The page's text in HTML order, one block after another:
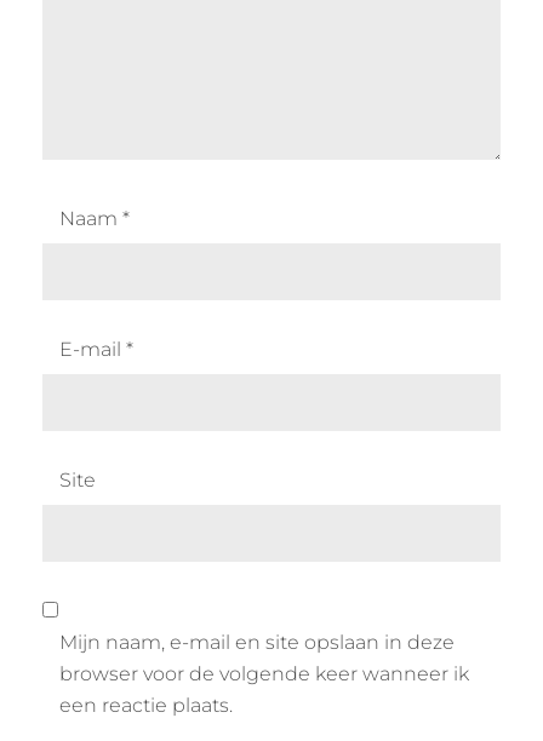
Naam *
E-mail *
Site
Mijn naam, e-mail en site opslaan in deze
browser voor de volgende keer wanneer ik
een reactie plaats.